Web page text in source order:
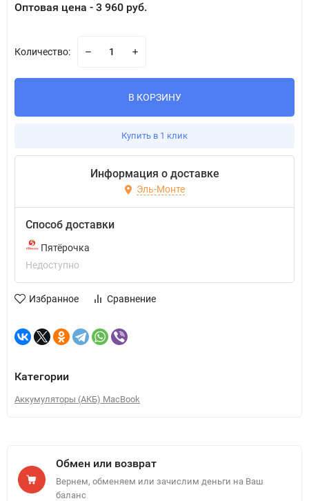
Оптовая цена - 3 960 руб.
Количество:
В КОРЗИНУ
Купить в 1 клик
Информация о доставке
Эль-Монте
Способ доставки
Пятёрочка
Недоступно
Избранное Сравнение
Категории
Аккумуляторы (АКБ) MacBook
Обмен или возврат
Вернем, обменяем или зачислим деньги на Ваш
баланс